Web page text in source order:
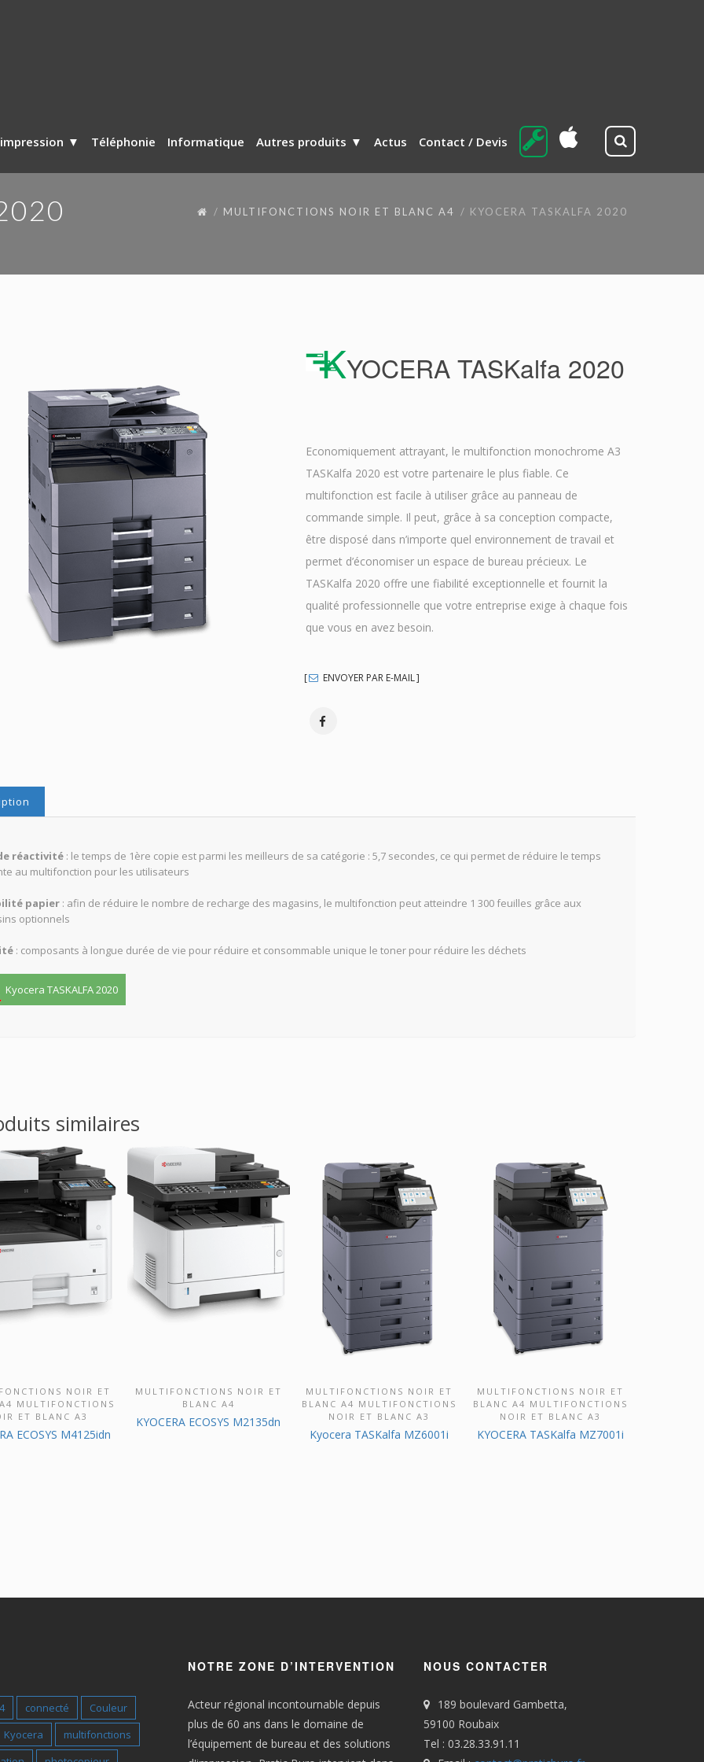
Téléphonie Informatique Autres produits Actus Contact / Devis
MULTIFONCTIONS NOIR ET BLANC A4 KYOCERA TASKALFA 2020
KYOCERA TASKalfa 2020
Economiquement attrayant, le multifonction monochrome A3
TASKalfa 2020 est votre partenaire le plus fiable. Ce
multifonction est facile à utiliser grâce au panneau de
commande simple. Il peut, grâce à sa conception compacte,
être disposé dans n’importe quel environnement de travail et
permet d’économiser un espace de bureau précieux. Le
TASKalfa 2020 offre une fiabilité exceptionnelle et fournit la
qualité professionnelle que votre entreprise exige à chaque fois
que vous en avez besoin.
ENVOYER PAR E-MAIL
réactivité: le temps de 1ère copie est parmi les meilleurs de sa catégorie : 5,7 secondes, ce qui permet de réduire le temps
au multifonction pour les utilisateurs
papier: afin de réduire le nombre de recharge des magasins, le multifonction peut atteindre 1 300 feuilles grâce aux
optionnels
: composants à longue durée de vie pour réduire et consommable unique le toner pour réduire les déchets
Kyocera TASKALFA 2020
similaires
CE PRODUIT
NOIR ET
MULTIFONCTIONS
ET BLANC A3
ECOSYS M4125idn
DÉCOUVRIR CE PRODUIT
MULTIFONCTIONS NOIR ET
BLANC A4
KYOCERA ECOSYS M2135dn
DÉCOUVRIR CE PRODUIT
MULTIFONCTIONS NOIR ET
BLANC A4 MULTIFONCTIONS
NOIR ET BLANC A3
Kyocera TASKalfa MZ6001i
DÉCOUVRIR CE PRODUIT
MULTIFONCTIONS NOIR ET
BLANC A4 MULTIFONCTIONS
NOIR ET BLANC A3
KYOCERA TASKalfa MZ7001i
connecté
Couleur
Kyocera
multifonctions
NOTRE ZONE D’INTERVENTION
Acteur régional incontournable depuis
plus de 60 ans dans le domaine de
l’équipement de bureau et des solutions
NOUS CONTACTER
189 boulevard Gambetta,
59100 Roubaix
Tel : 03.28.33.91.11